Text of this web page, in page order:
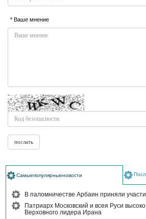
* Ваше мнение
Самыепопулярныеновости
В паломничестве Арбаин приняли
Патриарх Московский и всея Руси
Верховного лидера Ирана